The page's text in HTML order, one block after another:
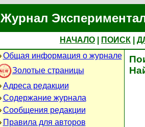
Журнал
НАЧАЛО ПОИСК
Общая информация о журнале
Золотые страницы
Адреса редакции
Содержание журнала
Сообщения редакции
Правила для авторов